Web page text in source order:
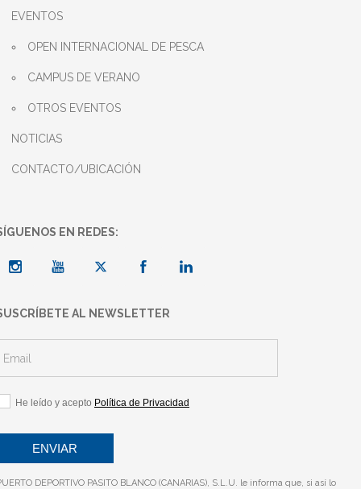
EVENTOS
OPEN INTERNACIONAL DE PESCA
CAMPUS DE VERANO
OTROS EVENTOS
NOTICIAS
CONTACTO/UBICACIÓN
EN REDES:
AL NEWSLETTER
He leído y acepto Política de Privacidad
DEPORTIVO PASITO BLANCO (CANARIAS), S.L.U. le informa que, si así lo